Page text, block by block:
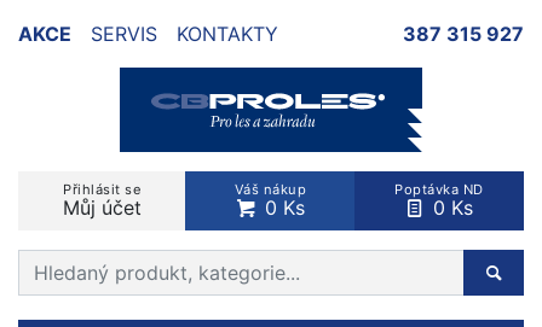
AKCE SERVIS KONTAKTY 387 315 927
Přihlásit se
Můj účet
Váš nákup
0 Ks
Poptávka ND
0 Ks
Prohledat web